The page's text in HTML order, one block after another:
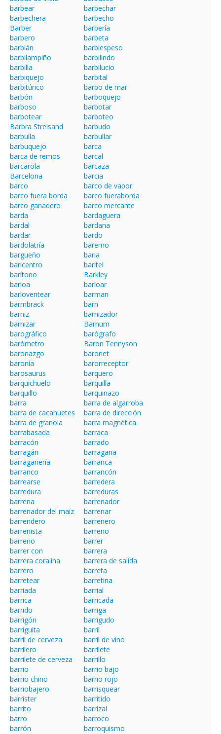
barbear
barbechar
barbechera
barbecho
Barber
barbería
barbero
barbeta
barbián
barbiespeso
barbilampiño
barbilindo
barbilla
barbilucio
barbiquejo
barbital
barbitúrico
barbo de mar
barbón
barboquejo
barboso
barbotar
barbotear
barboteo
Barbra Streisand
barbudo
barbulla
barbullar
barbuquejo
barca
barca de remos
barcal
barcarola
barcaza
Barcelona
barcia
barco
barco de vapor
barco fuera borda
barco fueraborda
barco ganadero
barco mercante
barda
bardaguera
bardal
bardana
bardar
bardo
bardolatría
baremo
bargueño
baria
baricentro
baritel
barítono
Barkley
barloa
barloar
barloventear
barman
barmbrack
barn
barniz
barnizador
barnizar
Barnum
barográfico
barógrafo
barómetro
Baron Tennyson
baronazgo
baronet
baronía
barorreceptor
barosaurus
barquero
barquichuelo
barquilla
barquillo
barquinazo
barra
barra de algarroba
barra de cacahuetes
barra de dirección
barra de granola
barra magnética
barrabasada
barraca
barracón
barrado
barragán
barragana
barraganería
barranca
barranco
barrancón
barrearse
barredera
barredura
barreduras
barrena
barrenador
barrenador del maíz
barrenar
barrendero
barrenero
barrenista
barreno
barreño
barrer
barrer con
barrera
barrera coralina
barrera de salida
barrero
barreta
barretear
barretina
barriada
barrial
barrica
barricada
barrido
barriga
barrigón
barrigudo
barriguita
barril
barril de cerveza
barril de vino
barrilero
barrilete
barrilete de cerveza
barrillo
barrio
barrio bajo
barrio chino
barrio rojo
barriobajero
barrisquear
barrister
barritido
barrito
barrizal
barro
barroco
barrón
barroquismo